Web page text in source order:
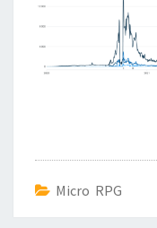
Micro RPG